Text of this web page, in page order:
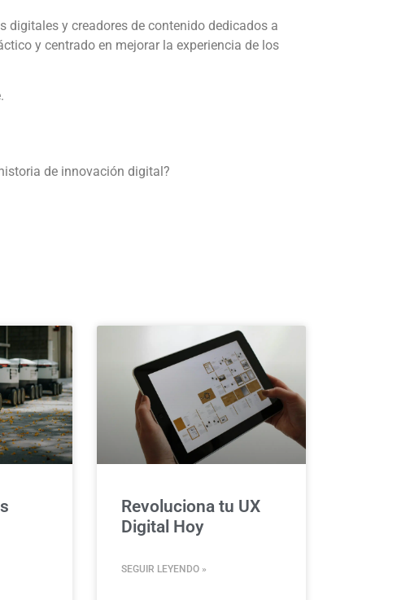
digitales y creadores de contenido dedicados a
y centrado en mejorar la experiencia de los
de innovación digital?
Revoluciona tu UX
Digital Hoy
SEGUIR LEYENDO »